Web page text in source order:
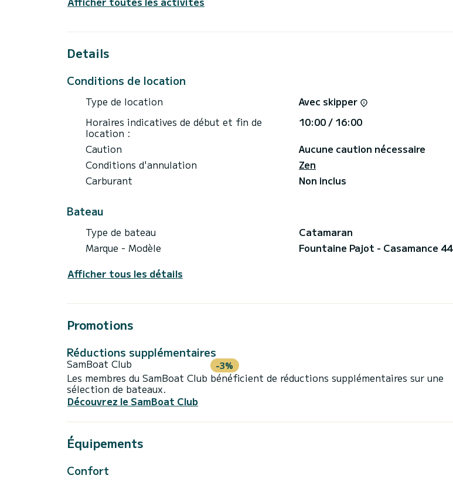
Details
Conditions de location
Type de location
Avec skipper
Horaires indicatives de début et fin de
location :
10:00 / 16:00
Caution
Aucune caution nécessaire
Conditions d'annulation
Zen
Carburant
Non inclus
Bateau
Type de bateau
Catamaran
Marque - Modèle
Fountaine Pajot - Casamance 44
Afficher tous les détails
Promotions
Réductions supplémentaires
SamBoat Club -3%
Les membres du SamBoat Club bénéficient de réductions supplémentaires sur une
sélection de bateaux.
Découvrez le SamBoat Club
Équipements
Confort